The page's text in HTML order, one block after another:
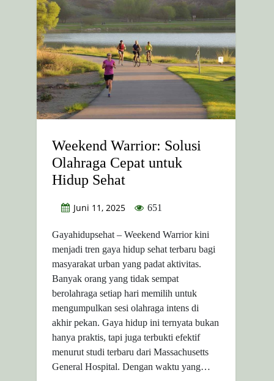
Weekend Warrior: Solusi
Olahraga Cepat untuk
Hidup Sehat
Juni 11, 2025 651
Gayahidupsehat – Weekend Warrior kini
menjadi tren gaya hidup sehat terbaru bagi
masyarakat urban yang padat aktivitas.
Banyak orang yang tidak sempat
berolahraga setiap hari memilih untuk
mengumpulkan sesi olahraga intens di
akhir pekan. Gaya hidup ini ternyata bukan
hanya praktis, tapi juga terbukti efektif
menurut studi terbaru dari Massachusetts
General Hospital. Dengan waktu yang…